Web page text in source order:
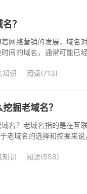
？
网络营销的发展，域名
间的域名，通常可能已
知识 阅读(713)
掘老域名？
名？老域名指的是在互
老域名的选择和挖掘来说
知识 阅读(558)